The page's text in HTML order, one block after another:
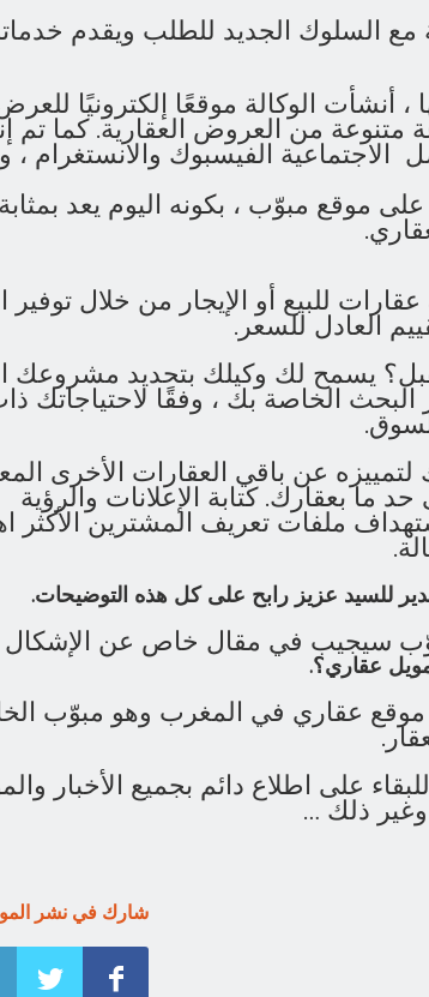
مع السلوك الجديد للطلب ويقدم
، أنشأت الوكالة موقعًا إلكترونيًا
من العروض العقارية. كما تم
الفيسبوك والانستغرام ،
على موقع مبوّب ، بكونه اليوم يعد
للبيع أو الإيجار من خلال توفير
العادل للسعر.
يسمح لك وكيلك بتحديد مشروعك
الخاصة بك ، وفقًا لاحتياجاتك
عن باقي العقارات الأخرى
حد ما بعقارك. كتابة الإعلانات والرؤية
ملفات تعريف المشترين الأكثر
للسيد عزيز رابح على كل هذه التوضيحات.
سيجيب في مقال خاص عن الإشكال
عقاري؟.
عقاري في المغرب وهو مبوّب
على اطلاع دائم بجميع الأخبار
وغير ذلك …
شارك في نشر